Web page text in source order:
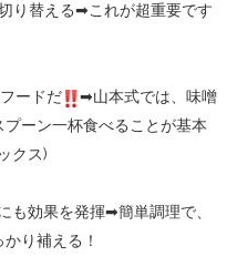
り替える➡︎これが超重要です
ードだ ➡︎山本式では、味噌
ーン一杯食べることが基本
クス)
も効果を発揮➡︎簡単調理で、
り補える！